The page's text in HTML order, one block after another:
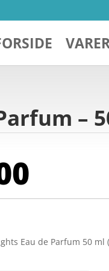
–
Eau de Parfum 50 ml